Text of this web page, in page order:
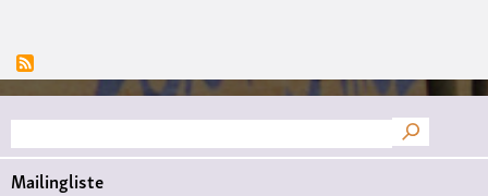
Suche
Mailingliste